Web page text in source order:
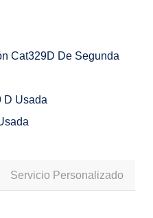
Cat329D De Segunda
D Usada
Servicio Personalizado